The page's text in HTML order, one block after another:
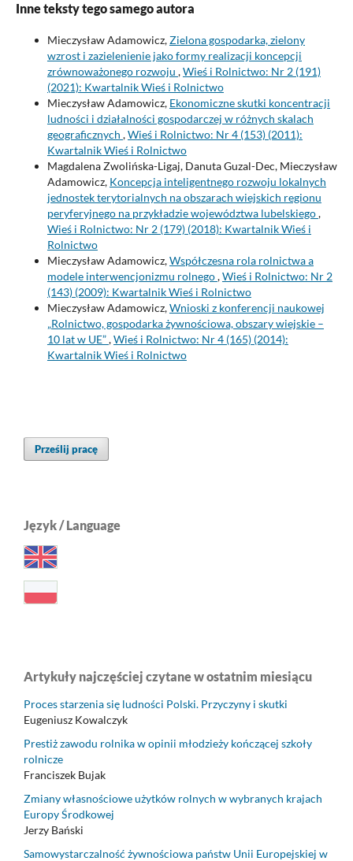
Inne teksty tego samego autora
Mieczysław Adamowicz,Zielona gospodarka, zielony
wzrost i zazielenienie jako formy realizacji koncepcji
zrównoważonego rozwoju ,Wieś i Rolnictwo: Nr 2 (191)
(2021): Kwartalnik Wieś i Rolnictwo
Mieczysław Adamowicz, Ekonomiczne skutki koncentracji
ludności i działalności gospodarczej w różnych skalach
geograficznych ,Wieś i Rolnictwo: Nr 4 (153) (2011):
Kwartalnik Wieś i Rolnictwo
Magdalena Zwolińska-Ligaj, Danuta Guzal-Dec, Mieczysław
Adamowicz, Koncepcja inteligentnego rozwoju lokalnych
jednostek terytorialnych na obszarach wiejskich regionu
peryferyjnego na przykładzie województwa lubelskiego,
Wieś i Rolnictwo: Nr 2 (179) (2018): Kwartalnik Wieś i
Rolnictwo
Mieczysław Adamowicz,Współczesna rola rolnictwa a
modele interwencjonizmu rolnego,Wieś i Rolnictwo: Nr 2
(143) (2009): Kwartalnik Wieś i Rolnictwo
Mieczysław Adamowicz,Wnioski z konferencji naukowej
„Rolnictwo, gospodarka żywnościowa, obszary wiejskie –
10 lat w UE”,Wieś i Rolnictwo: Nr 4 (165) (2014):
Kwartalnik Wieś i Rolnictwo
Prześlij pracę
Język / Language
Artykuły najczęściej czytane w ostatnim miesiącu
Proces starzenia się ludności Polski. Przyczyny i skutki
Eugeniusz Kowalczyk
Prestiż zawodu rolnika w opinii młodzieży kończącej szkoły
rolnicze
Franciszek Bujak
Zmiany własnościowe użytków rolnych w wybranych krajach
Europy Środkowej
Jerzy Bański
Samowystarczalność żywnościowa państw Unii Europejskiej w